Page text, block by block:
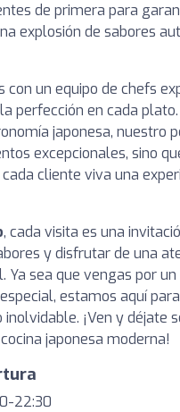
de primera para
explosión de sabores
con un equipo de chefs
perfección en cada plato.
japonesa, nuestro
excepcionales, sino
cliente viva una
, cada visita es una
y disfrutar de una
Ya sea que vengas por
estamos aquí
¡Ven y déjate
japonesa moderna!
22:30